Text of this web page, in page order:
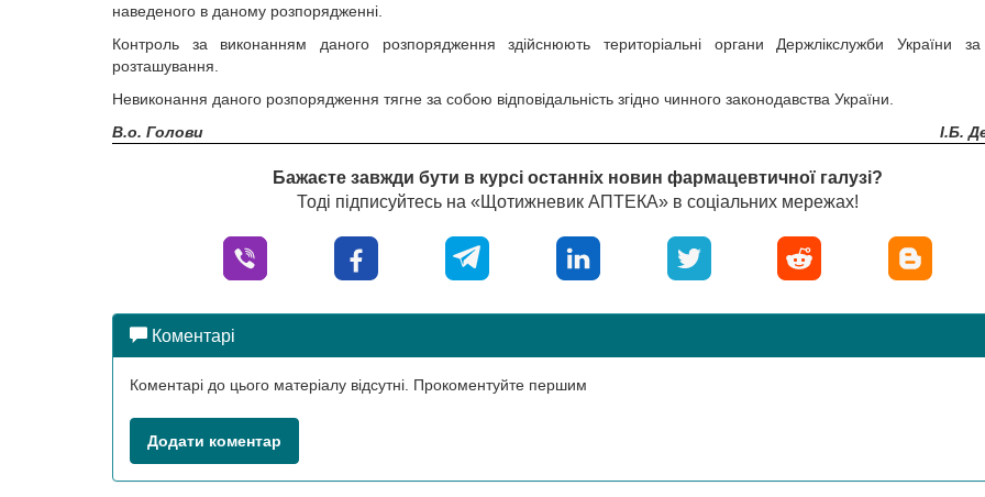
наведеного в даному розпорядженні.
Контроль за виконанням даного розпорядження здійснюють територіальні органи Держлікслужби України
розташування.
Невиконання даного розпорядження тягне за собою відповідальність згідно чинного законодавства України.
В.о. Голови
І.Б.
Бажаєте завжди бути в курсі останніх новин фармацевтичної галузі?
Тоді підписуйтесь на «Щотижневик АПТЕКА» в соціальних мережах!
Коментарі
Коментарі до цього матеріалу відсутні. Прокоментуйте першим
Додати коментар